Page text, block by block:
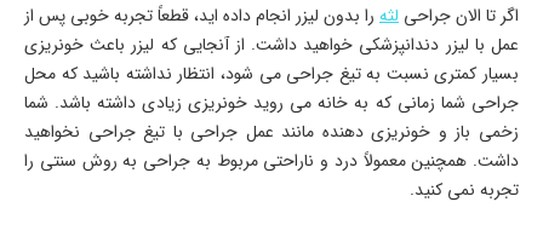
اگر تا الان جراحی لثه را بدون لیزر انجام داده‌ اید، قطعاً تجربه خوبی پس از
عمل با لیزر دندانپزشکی خواهید داشت. از آنجایی‌ که لیزر باعث خونریزی
بسیار کمتری نسبت به تیغ جراحی می‌ شود، انتظار نداشته باشید که محل
جراحی شما زمانی که به خانه می‌ روید خونریزی زیادی داشته باشد. شما
زخمی باز و خونریزی دهنده مانند عمل جراحی با تیغ جراحی نخواهید
داشت. همچنین معمولاً درد و ناراحتی مربوط به جراحی به روش سنتی را
تجربه نمی‌ کنید.